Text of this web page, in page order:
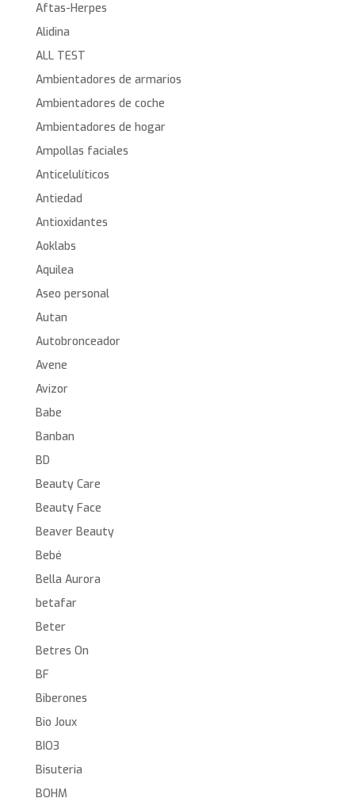
Aftas-Herpes
Alidina
ALL TEST
Ambientadores de armarios
Ambientadores de coche
Ambientadores de hogar
Ampollas faciales
Anticelulíticos
Antiedad
Antioxidantes
Aoklabs
Aquilea
Aseo personal
Autan
Autobronceador
Avene
Avizor
Babe
Banban
BD
Beauty Care
Beauty Face
Beaver Beauty
Bebé
Bella Aurora
betafar
Beter
Betres On
BF
Biberones
Bio Joux
BIO3
Bisuteria
BOHM